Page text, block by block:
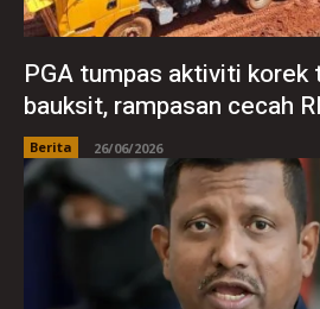
PGA tumpas aktiviti korek
bauksit, rampasan cecah
Berita 26/06/2026